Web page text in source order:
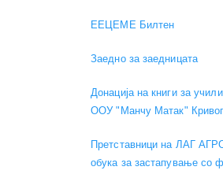
EEЦЕМЕ Билтен
Заедно за заедницата
Донација на книги за
ООУ "Манчу Матак"
Претставници на ЛАГ
обука за застапување со